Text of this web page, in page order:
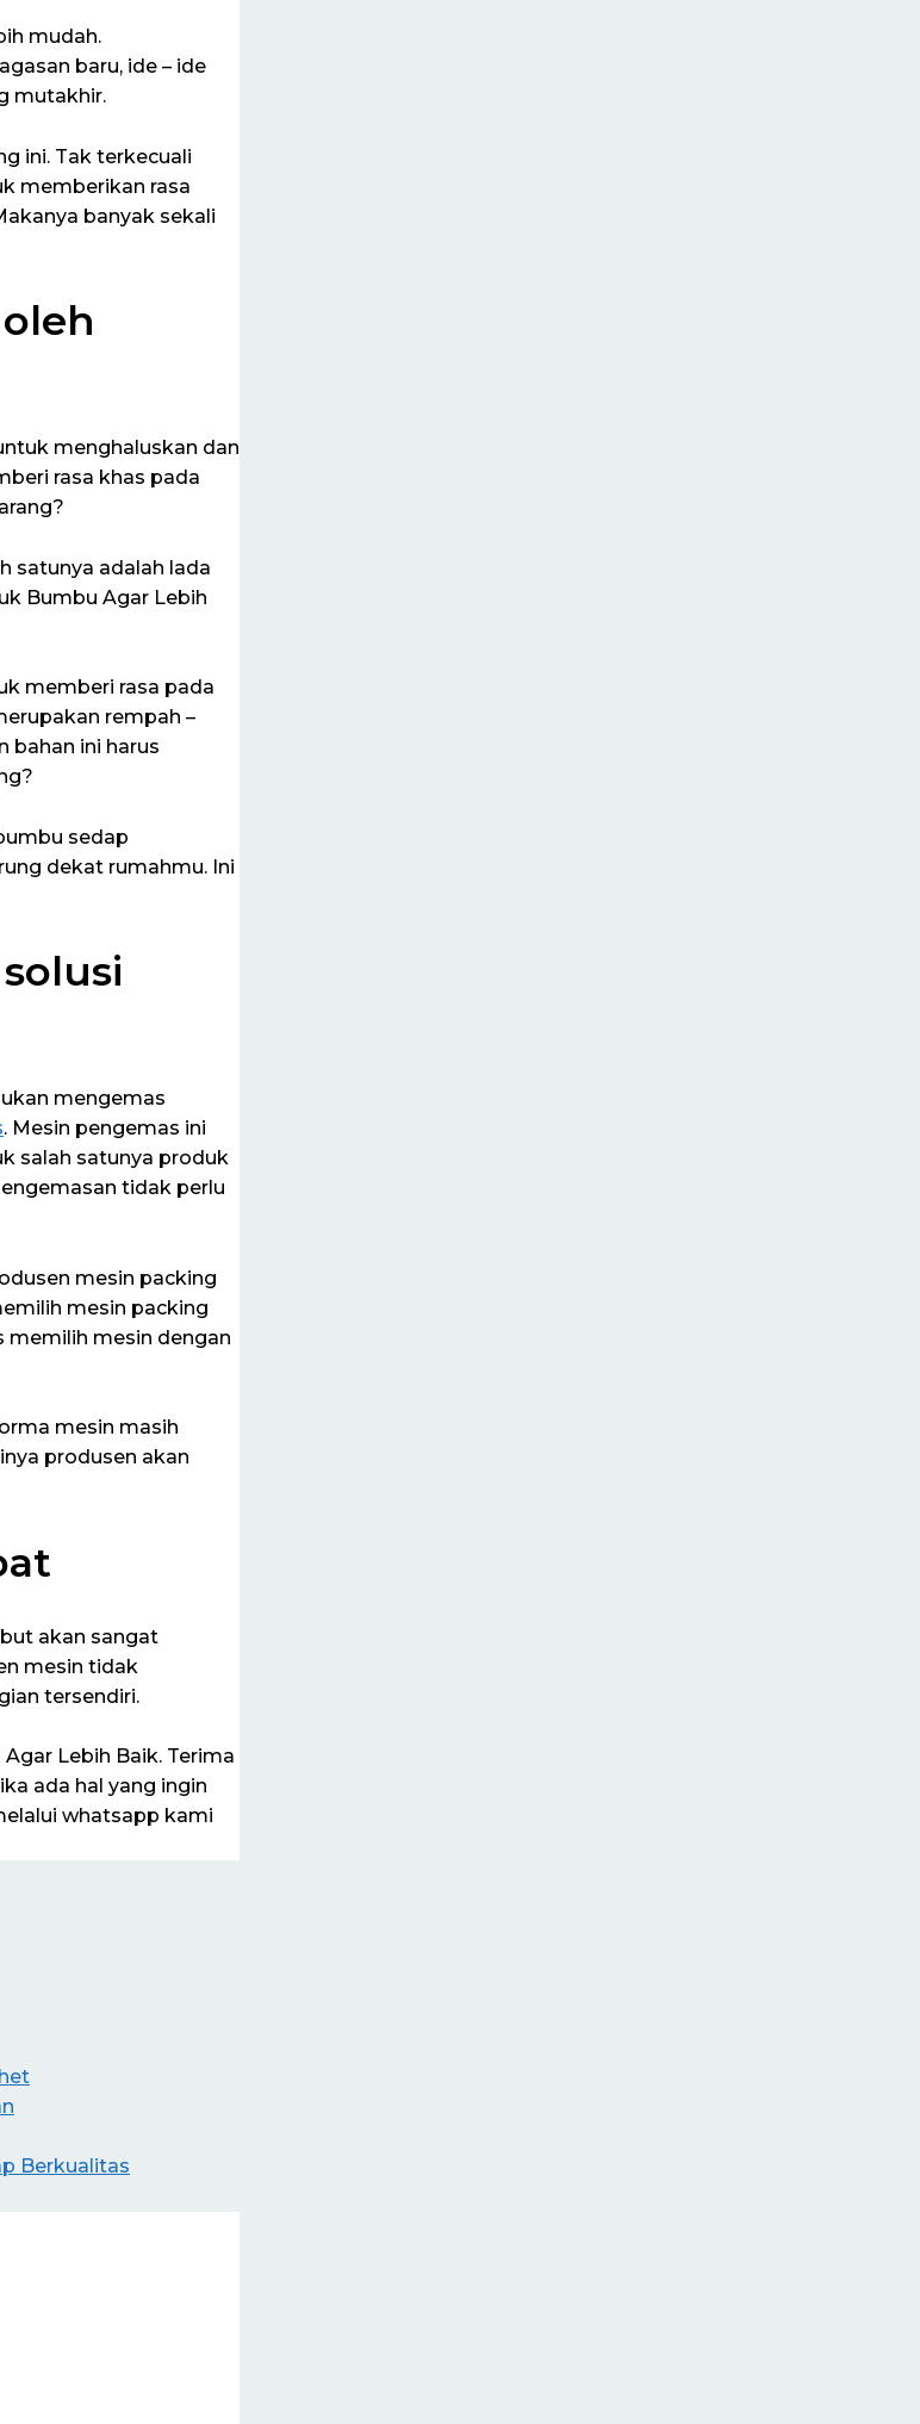
mudah.
baru, ide – ide
mutakhir.
ini. Tak terkecuali
memberikan rasa
banyak sekali
menghaluskan dan
rasa khas pada
satunya adalah lada
Bumbu Agar Lebih
memberi rasa pada
rempah –
bahan ini harus
sedap
dekat rumahmu. Ini
mengemas
. Mesin pengemas ini
salah satunya produk
tidak perlu
mesin packing
mesin packing
memilih mesin dengan
mesin masih
produsen akan
akan sangat
mesin tidak
tersendiri.
Lebih Baik. Terima
ada hal yang ingin
whatsapp kami
Berkualitas